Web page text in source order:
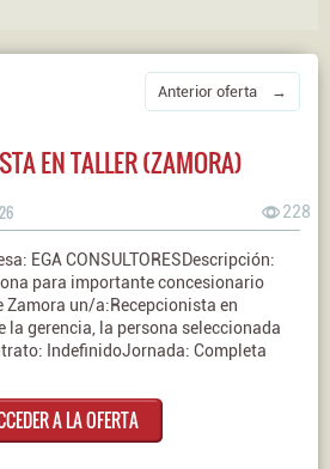
Anterior oferta →
EN TALLER (ZAMORA)
228
EGA CONSULTORESDescripción:
para importante concesionario
Zamora un/a:Recepcionista en
la gerencia, la persona seleccionada
IndefinidoJornada: Completa
A LA OFERTA